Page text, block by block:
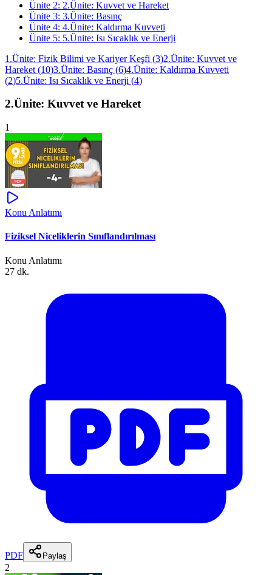
Ünite 2: 2.Ünite: Kuvvet ve Hareket
Ünite 3: 3.Ünite: Basınç
Ünite 4: 4.Ünite: Kaldırma Kuvveti
Ünite 5: 5.Ünite: Isı Sıcaklık ve Enerji
1.Ünite: Fizik Bilimi ve Kariyer Keşfi (3)2.Ünite: Kuvvet ve
Hareket (10)3.Ünite: Basınç (6)4.Ünite: Kaldırma Kuvveti
(2)5.Ünite: Isı Sıcaklık ve Enerji (4)
2.Ünite: Kuvvet ve Hareket
1
Konu Anlatımı
Fiziksel Niceliklerin Sınıflandırılması
Konu Anlatımı
27 dk.
PDF Paylaş
2